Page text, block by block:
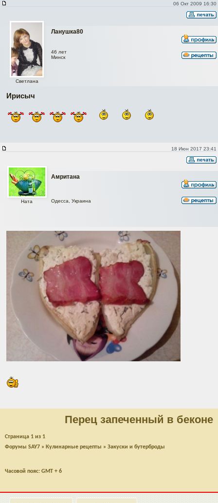
06 Окт 2009 16:30
Ланушка80
Светлана
46 лет
Минск
Ирисыч
18 Июн 2017 23:41
Амритана
Ната Одесса, Украина
Перец запеченный в беконе
Страница 1 из 1
Форумы SAY7 » Кулинарные рецепты » Закуски и бутерброды
Часовой пояс: GMT + 6